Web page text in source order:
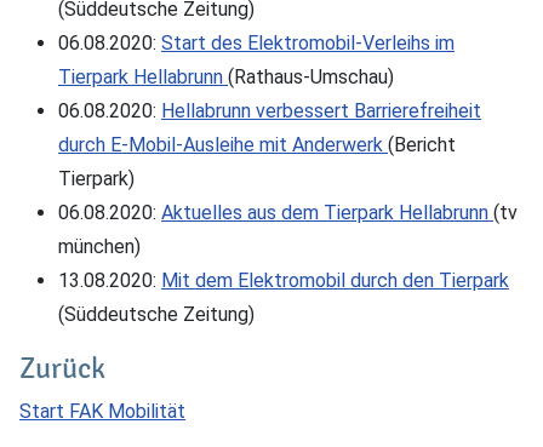
(Süddeutsche Zeitung)
06.08.2020: Start des Elektromobil-Verleihs im
Tierpark Hellabrunn (Rathaus-Umschau)
06.08.2020: Hellabrunn verbessert Barrierefreiheit
durch E-Mobil-Ausleihe mit Anderwerk (Bericht
Tierpark)
06.08.2020: Aktuelles aus dem Tierpark Hellabrunn (tv
münchen)
13.08.2020: Mit dem Elektromobil durch den Tierpark
(Süddeutsche Zeitung)
Zurück
Start FAK Mobilität